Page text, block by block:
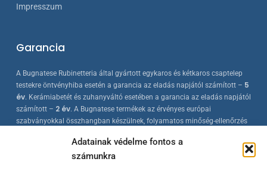
Adatainak védelme fontos a
számunkra
Impresszum
Garancia
A Bugnatese Rubinetteria által gyártott egykaros és kétkaros csaptelep
testekre öntvényhiba esetén a garancia az eladás napjától számított – 5
év. Kerámiabetét és zuhanyváltó esetében a garancia az eladás napjától
számított – 2 év. A Bugnatese termékek az érvényes európai
szabványokkal összhangban készülnek, folyamatos minőség-ellenőrzés